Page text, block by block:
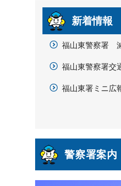
新着情報
福山東警察署
福山東警察署交
福山東署ミニ広
警察署案内